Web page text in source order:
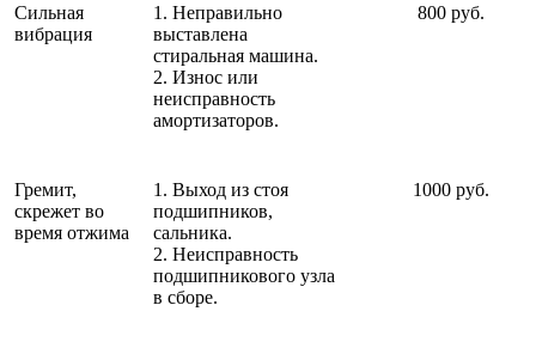
Сильная
вибрация
1. Неправильно
выставлена
стиральная машина.
2. Износ или
неисправность
амортизаторов.
800 руб.
Гремит,
скрежет во
время отжима
1. Выход из стоя
подшипников,
сальника.
2. Неисправность
подшипникового узла
в сборе.
1000 руб.